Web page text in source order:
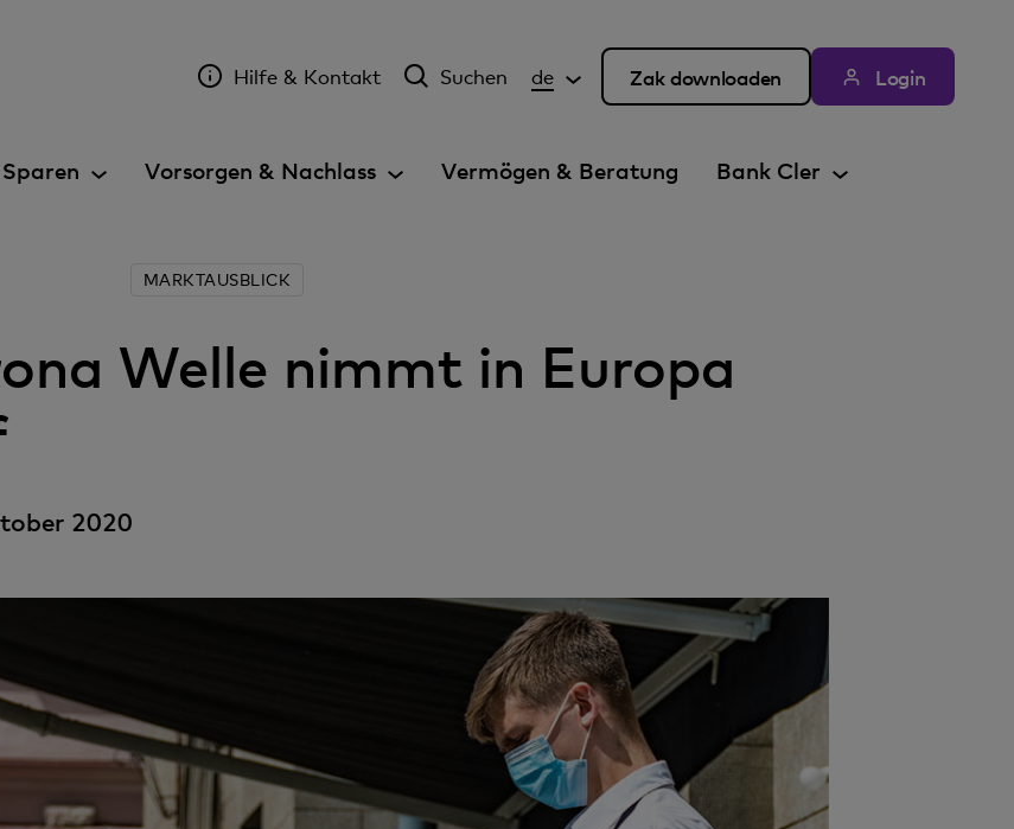
Hilfe & Kontakt Suchen de Zak downloaden Login
Vorsorgen & Nachlass Vermögen & Beratung Bank Cler
MARKTAUSBLICK
Welle nimmt in Europa
2020